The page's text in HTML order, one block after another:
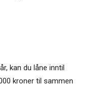
kan du låne inntil
kroner til sammen